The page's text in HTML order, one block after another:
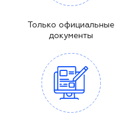
Только официальные
документы